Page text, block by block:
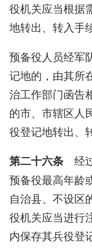
役机关应当根据
地转出、转入手
预备役人员经军
记地的，由其所
治工作部门函告
的市、市辖区人
役登记地转出、
第二十六条经
预备役最高年龄
自治县、不设区
役机关应当进行
内保存其兵役登